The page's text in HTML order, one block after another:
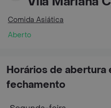
Comida Asiática
Aberto
Horários de abertura
fechamento